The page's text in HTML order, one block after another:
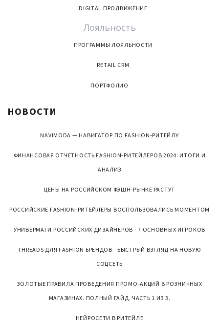
DIGITAL ПРОДВИЖЕНИЕ
Лояльность
ПРОГРАММЫ ЛОЯЛЬНОСТИ
RETAIL CRM
ПОРТФОЛИО
НОВОСТИ
NAVIMODA — НАВИГАТОР ПО FASHION-РИТЕЙЛУ
ФИНАНСОВАЯ ОТЧЕТНОСТЬ FASHION-РИТЕЙЛЕРОВ 2024: ИТОГИ И
АНАЛИЗ
ЦЕНЫ НА РОССИЙСКОМ ФЭШН-РЫНКЕ РАСТУТ
РОССИЙСКИЕ FASHION-РИТЕЙЛЕРЫ ВОСПОЛЬЗОВАЛИСЬ МОМЕНТОМ
УНИВЕРМАГИ РОССИЙСКИХ ДИЗАЙНЕРОВ - 7 ОСНОВНЫХ ИГРОКОВ
THREADS ДЛЯ FASHION БРЕНДОВ - БЫСТРЫЙ ВЗГЛЯД НА НОВУЮ
СОЦСЕТЬ
ЗОЛОТЫЕ ПРАВИЛА ПРОВЕДЕНИЯ ПРОМО-АКЦИЙ В РОЗНИЧНЫХ
МАГАЗИНАХ. ПОЛНЫЙ ГАЙД. ЧАСТЬ 1 ИЗ 3.
НЕЙРОСЕТИ В РИТЕЙЛЕ